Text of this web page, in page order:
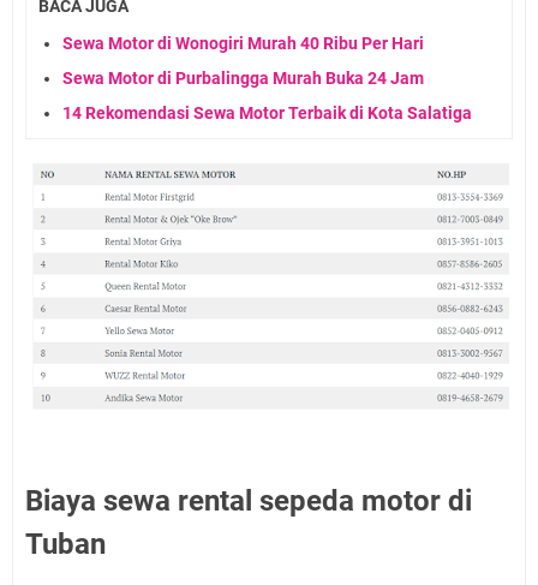
BACA JUGA
Sewa Motor di Wonogiri Murah 40 Ribu Per Hari
Sewa Motor di Purbalingga Murah Buka 24 Jam
14 Rekomendasi Sewa Motor Terbaik di Kota Salatiga
Biaya sewa rental sepeda motor di
Tuban